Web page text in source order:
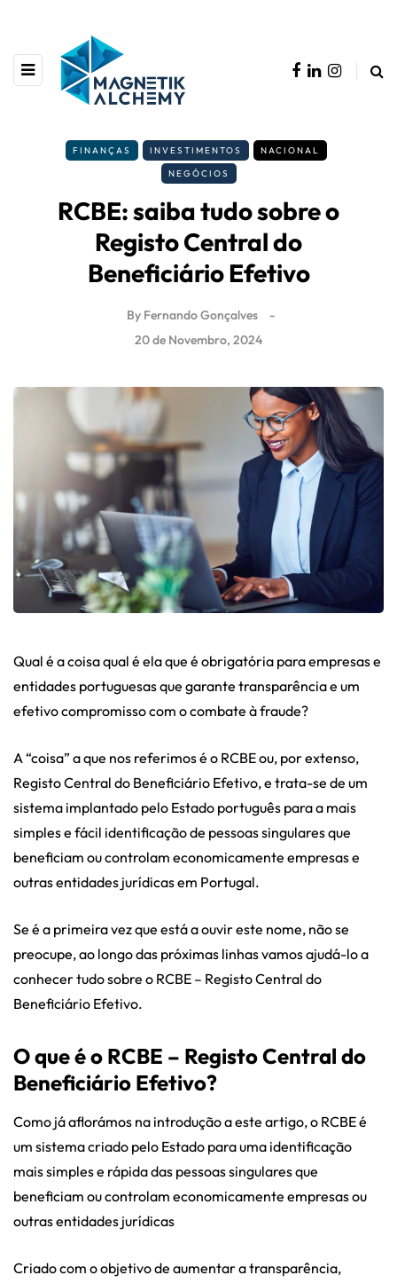
FINANÇAS INVESTIMENTOS
NACIONAL
NEGÓCIOS
RCBE: saiba tudo sobre o
Registo Central do
Beneficiário Efetivo
By Fernando Gonçalves
20 de Novembro, 2024
Qual é a coisa qual é ela que é obrigatória para empresas e
entidades portuguesas que garante transparência e um
efetivo compromisso com o combate à fraude?
A “coisa” a que nos referimos é o RCBE ou, por extenso,
Registo Central do Beneficiário Efetivo, e trata-se de um
sistema implantado pelo Estado português para a mais
simples e fácil identificação de pessoas singulares que
beneficiam ou controlam economicamente empresas e
outras entidades jurídicas em Portugal.
Se é a primeira vez que está a ouvir este nome, não se
preocupe, ao longo das próximas linhas vamos ajudá-lo a
conhecer tudo sobre o RCBE – Registo Central do
Beneficiário Efetivo.
O que é o RCBE – Registo Central do
Beneficiário Efetivo?
Como já aflorámos na introdução a este artigo, o RCBE é
um sistema criado pelo Estado para uma identificação
mais simples e rápida das pessoas singulares que
beneficiam ou controlam economicamente empresas ou
outras entidades jurídicas
Criado com o objetivo de aumentar a transparência,